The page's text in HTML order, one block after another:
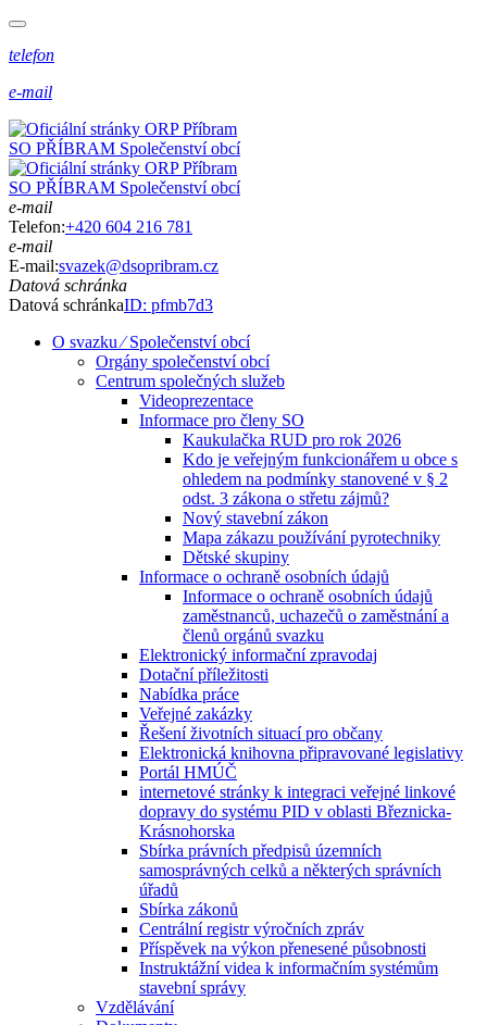
telefon
e-mail
SO PŘÍBRAM Společenství obcí
SO PŘÍBRAM Společenství obcí
e-mail
Telefon:+420 604 216 781
e-mail
E-mail:svazek@dsopribram.cz
Datová schránka
Datová schránkaID: pfmb7d3
O svazku ⁄ Společenství obcí
Orgány společenství obcí
Centrum společných služeb
Videoprezentace
Informace pro členy SO
Kaukulačka RUD pro rok 2026
Kdo je veřejným funkcionářem u obce s
ohledem na podmínky stanovené v § 2
odst. 3 zákona o střetu zájmů?
Nový stavební zákon
Mapa zákazu používání pyrotechniky
Dětské skupiny
Informace o ochraně osobních údajů
Informace o ochraně osobních údajů
zaměstnanců, uchazečů o zaměstnání a
členů orgánů svazku
Elektronický informační zpravodaj
Dotační příležitosti
Nabídka práce
Veřejné zakázky
Řešení životních situací pro občany
Elektronická knihovna připravované legislativy
Portál HMÚČ
internetové stránky k integraci veřejné linkové
dopravy do systému PID v oblasti Březnicka-
Krásnohorska
Sbírka právních předpisů územních
samosprávných celků a některých správních
úřadů
Sbírka zákonů
Centrální registr výročních zpráv
Příspěvek na výkon přenesené působnosti
Instruktážní videa k informačním systémům
stavební správy
Vzdělávání